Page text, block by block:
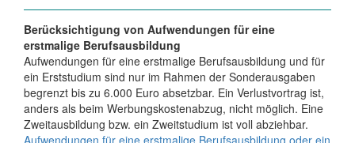
Berücksichtigung von Aufwendungen für eine
erstmalige Berufsausbildung
Aufwendungen für eine erstmalige Berufsausbildung und für
ein Erststudium sind nur im Rahmen der Sonderausgaben
begrenzt bis zu 6.000 Euro absetzbar. Ein Verlustvortrag ist,
anders als beim Werbungskostenabzug, nicht möglich. Eine
Zweitausbildung bzw. ein Zweitstudium ist voll abziehbar.